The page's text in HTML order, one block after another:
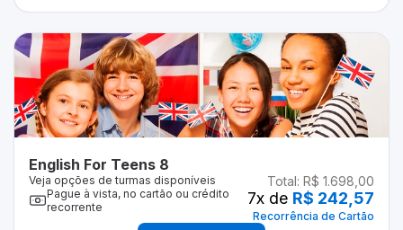
English For Teens 8
Veja opções de turmas disponíveis
Pague à vista, no cartão ou crédito
recorrente
Total: R$ 1.698,00
7x de R$ 242,57
Recorrência de Cartão